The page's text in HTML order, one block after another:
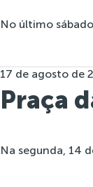
No último
17 de agosto de
Praça
Na segunda, 14